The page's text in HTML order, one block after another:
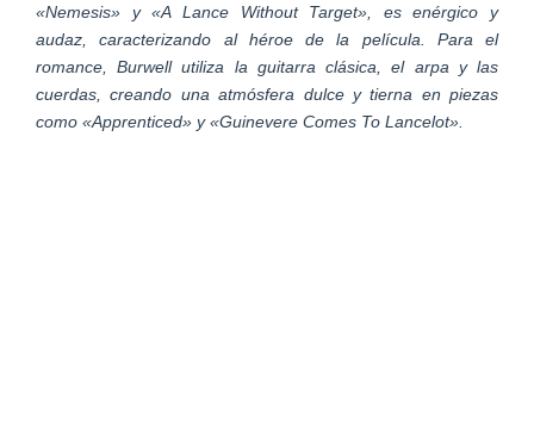
«Nemesis» y «A Lance Without Target», es enérgico y
audaz, caracterizando al héroe de la película. Para el
romance, Burwell utiliza la guitarra clásica, el arpa y las
cuerdas, creando una atmósfera dulce y tierna en piezas
como «Apprenticed» y «Guinevere Comes To Lancelot».